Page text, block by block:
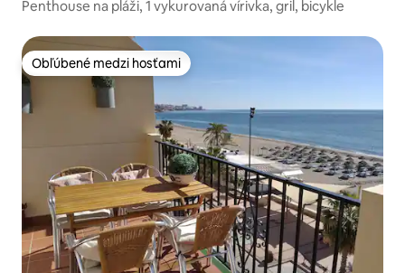
Penthouse na pláži, 1 vykurovaná vírivka, gril, bicykle
Obľúbené medzi hosťami
Obľúbené medzi hosťami